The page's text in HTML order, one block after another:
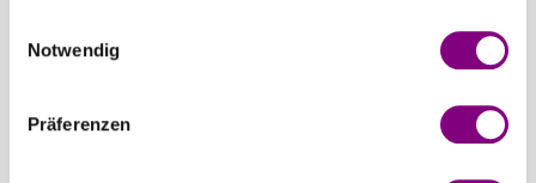
Notwendig
Präferenzen
Voraussichtliche Lieferzeit: 3-7 Werktage